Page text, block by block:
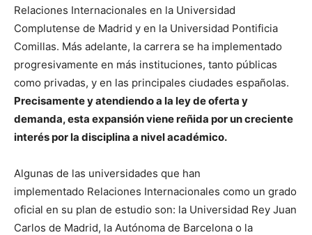
Relaciones Internacionales en la Universidad
Complutense de Madrid y en la Universidad Pontificia
Comillas. Más adelante, la carrera se ha implementado
progresivamente en más instituciones, tanto públicas
como privadas, y en las principales ciudades españolas.
Precisamente y atendiendo a la ley de oferta y
demanda, esta expansión viene reñida por un creciente
interés por la disciplina a nivel académico.
Algunas de las universidades que han
implementado Relaciones Internacionales como un grado
oficial en su plan de estudio son: la Universidad Rey Juan
Carlos de Madrid, la Autónoma de Barcelona o la